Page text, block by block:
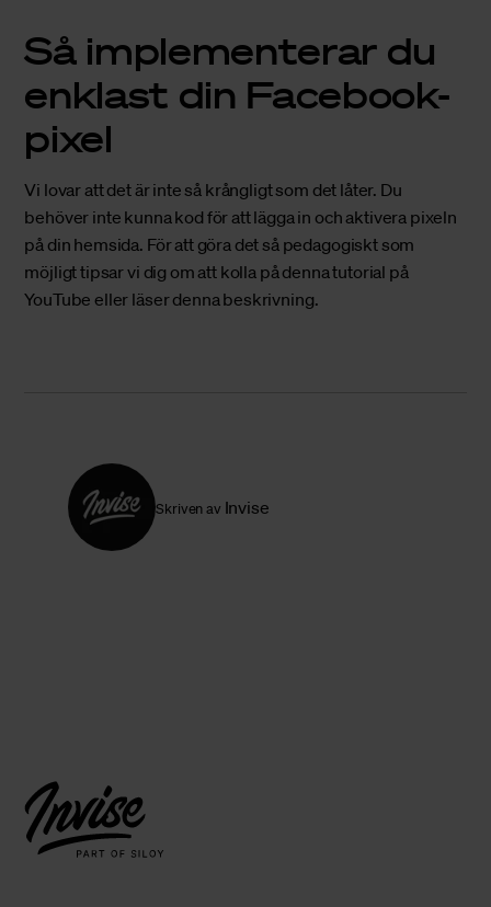
Så implementerar du
enklast din Facebook-
pixel
Vi lovar att det är inte så krångligt som det låter. Du
behöver inte kunna kod för att lägga in och aktivera pixeln
på din hemsida. För att göra det så pedagogiskt som
möjligt tipsar vi dig om att kolla på dennatutorial på
YouTube eller läser dennabeskrivning.
Skriven av Invise